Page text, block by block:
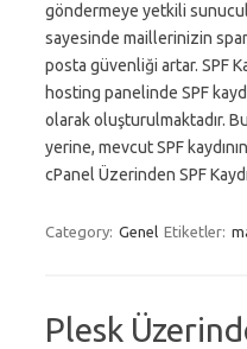
göndermeye yetkili
sayesinde maillerinizin
posta güvenliği artar. SPF
hosting panelinde SPF
olarak oluşturulmaktadır.
yerine, mevcut SPF
cPanel Üzerinden SPF
Category: Genel Etiketler:
Plesk